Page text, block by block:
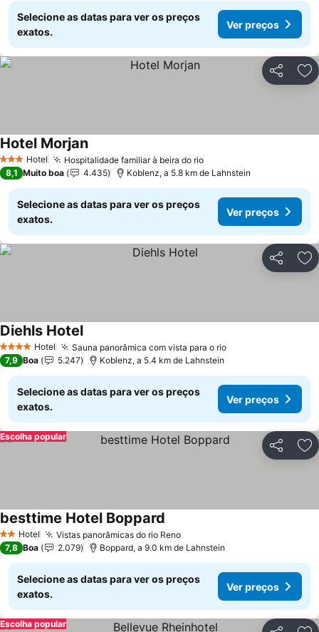
Selecione as datas para ver os preços
exatos.
Ver preços
Partilhar
3 EstrelasHotel Hospitalidade familiar à beira do rioVer preços
Hotel MorjanVer preços
8,1 Muito boa 4.435 Koblenz, a 5.8 km de Lahnstein
Selecione as datas para ver os preços
exatos.
Ver preços
Partilhar
4 EstrelasHotel Sauna panorâmica com vista para o rioVer preços
Diehls HotelVer preços
7,9 Boa 5.247 Koblenz, a 5.4 km de Lahnstein
Selecione as datas para ver os preços
exatos.
Ver preços
Partilhar
Escolha popular
2 Estrelas
Hotel Vistas panorâmicas do rio RenoVer preços
besttime Hotel Boppard
7,8 Boa 2.079 Boppard, a 9.0 km de Lahnstein
Selecione as datas para ver os preços
exatos.
Ver preços
Escolha popular